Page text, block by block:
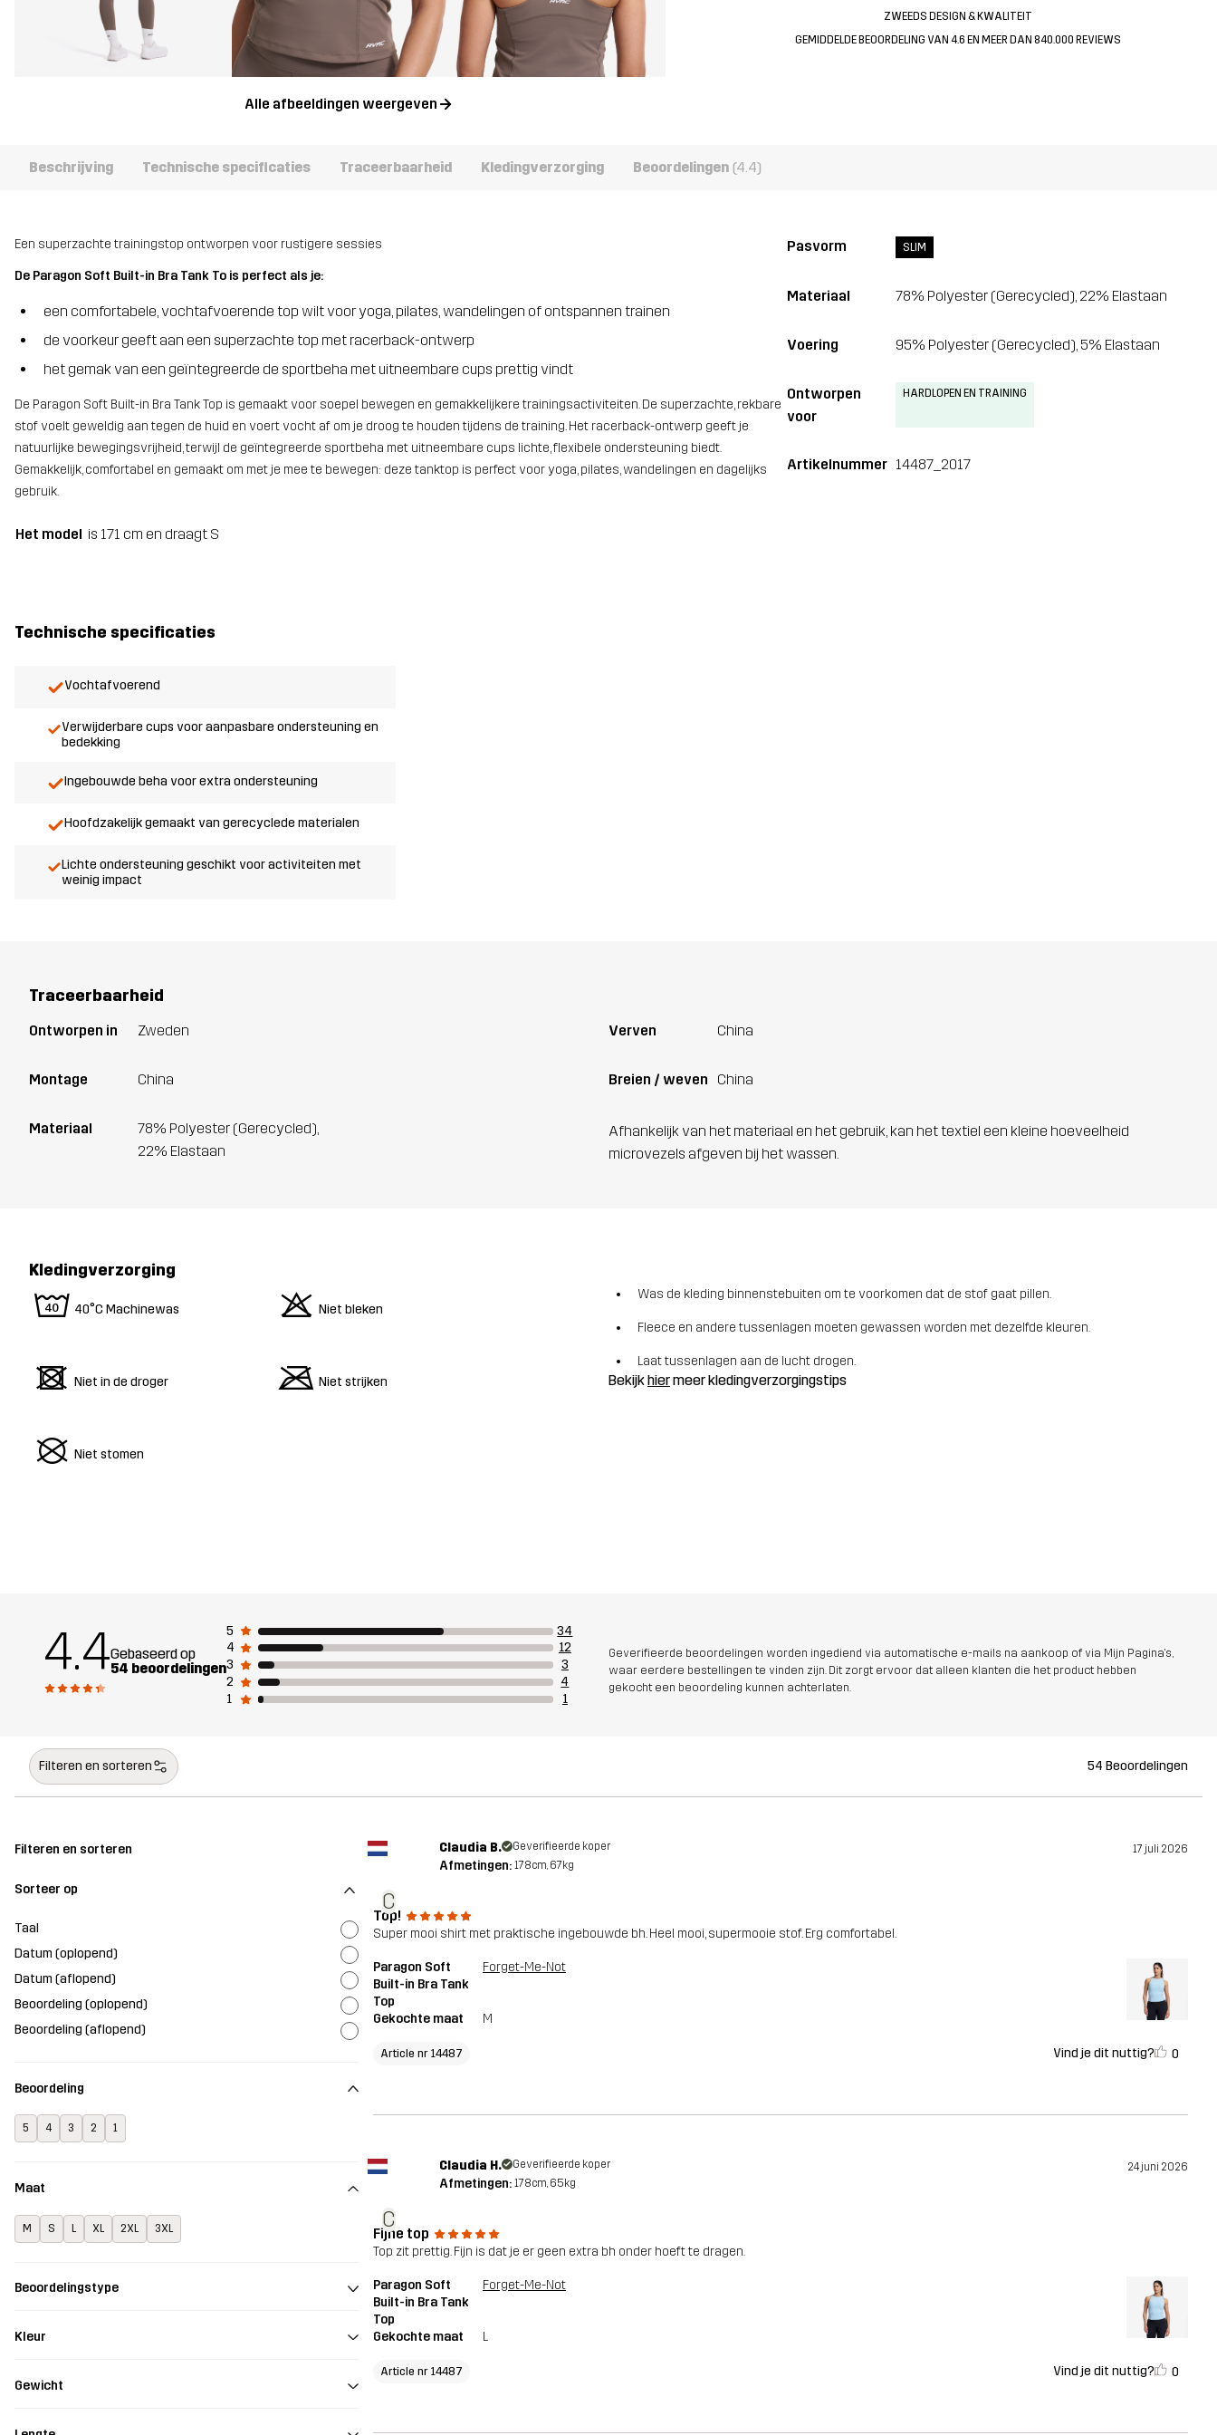
Alle afbeeldingen weergeven
ZWEEDS DESIGN & KWALITEIT
GEMIDDELDE BEOORDELING VAN 4.6 EN MEER DAN 840.000 REVIEWS
Beschrijving Technische specificaties Traceerbaarheid Kledingverzorging Beoordelingen (4.4)
Een superzachte trainingstop ontworpen voor rustigere sessies
De Paragon Soft Built-in Bra Tank To is perfect als je:
een comfortabele, vochtafvoerende top wilt voor yoga, pilates, wandelingen of ontspannen trainen
de voorkeur geeft aan een superzachte top met racerback-ontwerp
het gemak van een geïntegreerde de sportbeha met uitneembare cups prettig vindt
De Paragon Soft Built-in Bra Tank Top is gemaakt voor soepel bewegen en gemakkelijkere trainingsactiviteiten. De superzachte, rekbare
stof voelt geweldig aan tegen de huid en voert vocht af om je droog te houden tijdens de training. Het racerback-ontwerp geeft je
natuurlijke bewegingsvrijheid, terwijl de geïntegreerde sportbeha met uitneembare cups lichte, flexibele ondersteuning biedt.
Gemakkelijk, comfortabel en gemaakt om met je mee te bewegen: deze tanktop is perfect voor yoga, pilates, wandelingen en dagelijks
gebruik.
Het model is 171 cm en draagt S
Pasvorm SLIM
Materiaal 78% Polyester (Gerecycled), 22% Elastaan
Voering 95% Polyester (Gerecycled), 5% Elastaan
Ontworpen
voor
HARDLOPEN EN TRAINING
Artikelnummer 14487_2017
Technische specificaties
Vochtafvoerend
Verwijderbare cups voor aanpasbare ondersteuning en
bedekking
Ingebouwde beha voor extra ondersteuning
Hoofdzakelijk gemaakt van gerecyclede materialen
Lichte ondersteuning geschikt voor activiteiten met
weinig impact
Traceerbaarheid
Ontworpen in Zweden
Montage China
Materiaal
78% Polyester (Gerecycled),
22% Elastaan
Verven China
Breien / weven China
Afhankelijk van het materiaal en het gebruik, kan het textiel een kleine hoeveelheid
microvezels afgeven bij het wassen.
Kledingverzorging
8 40°C Machinewas o Niet bleken
d Niet in de droger m Niet strijken
U Niet stomen
Was de kleding binnenstebuiten om te voorkomen dat de stof gaat pillen.
Fleece en andere tussenlagen moeten gewassen worden met dezelfde kleuren.
Laat tussenlagen aan de lucht drogen.
Bekijkhiermeer kledingverzorgingstips
4.4Gebaseerd op
54 beoordelingen
5
34
4
12
3
3
2
4
1
1
Geverifieerde beoordelingen worden ingediend via automatische e-mails na aankoop of via Mijn Pagina's,
waar eerdere bestellingen te vinden zijn. Dit zorgt ervoor dat alleen klanten die het product hebben
gekocht een beoordeling kunnen achterlaten.
Filteren en sorteren 54 Beoordelingen
Filteren en sorteren
Sorteer op
Taal
Datum (oplopend)
Datum (aflopend)
Beoordeling (oplopend)
Beoordeling (aflopend)
Beoordeling
5 4 3 2 1
Maat
M S L XL 2XL 3XL
Beoordelingstype
Kleur
Gewicht
C
Claudia B. Geverifieerde koper 17 juli 2026
Afmetingen: 178cm, 67kg
Top!
Super mooi shirt met praktische ingebouwde bh. Heel mooi, supermooie stof. Erg comfortabel.
Paragon Soft
Built-in Bra Tank
Top
Forget-Me-Not
Gekochte maat M
Article nr 14487 Vind je dit nuttig? 0
C
Claudia H. Geverifieerde koper 24 juni 2026
Afmetingen: 178cm, 65kg
Fijne top
Top zit prettig. Fijn is dat je er geen extra bh onder hoeft te dragen.
Paragon Soft
Built-in Bra Tank
Top
Forget-Me-Not
Gekochte maat L
Article nr 14487 Vind je dit nuttig? 0